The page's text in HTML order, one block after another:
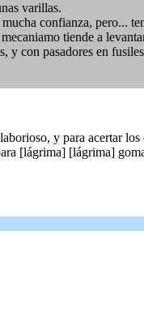
varillas.
confianza, pero...
tiende a
y con pasadores en
y para acertar
[lágrima] [lágrima]